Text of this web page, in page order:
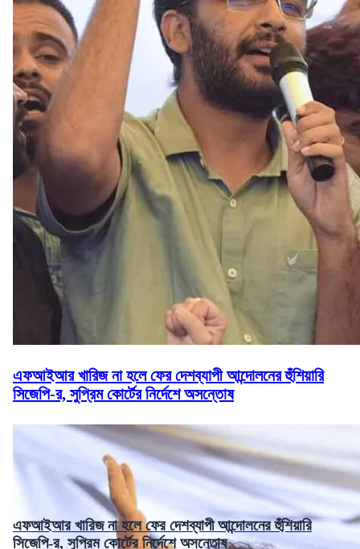
এফআইআর খারিজ না হলে ফের দেশব্যাপী আন্দোলনের হুঁশিয়ারি
সিজেপি-র, সুপ্রিম কোর্টের নির্দেশে অসন্তোষ
এফআইআর খারিজ না হলে ফের দেশব্যাপী আন্দোলনের হুঁশিয়ারি
সিজেপি-র, সুপ্রিম কোর্টের নির্দেশে অসন্তোষ